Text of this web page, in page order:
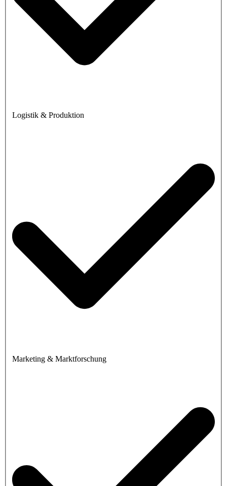
Logistik & Produktion
Marketing & Marktforschung